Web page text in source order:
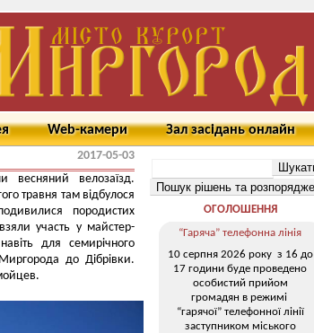
Web-камери Зал засідань онлайн
2017-05-03
весняний велозаїзд.
травня там відбулося
породистих
участь у майстер-
для семирічного
до Дібрівки.
ОГОЛОШЕННЯ
“Гаряча” телефонна лінія
10 серпня 2026 року з 16 до
17 години буде проведено
особистий прийом
громадян в режимі
“гарячої” телефонної лінії
заступником міського